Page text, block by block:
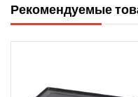
Рекомендуемые